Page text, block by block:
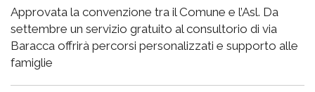
Approvata la convenzione tra il Comune e l’Asl. Da
settembre un servizio gratuito al consultorio di via
Baracca offrirà percorsi personalizzati e supporto alle
famiglie